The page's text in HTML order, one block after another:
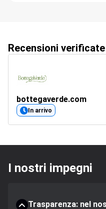
Recensioni
bottegaverde.com
In arrivo
I nostri impegni
Trasparenza: nel